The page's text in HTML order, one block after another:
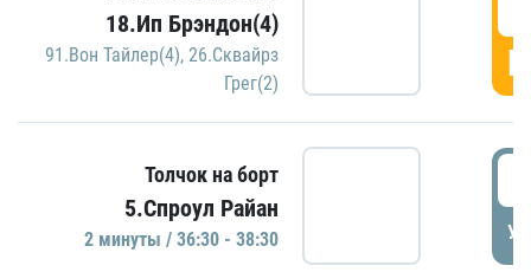
18.Ип Брэндон(4)
91.Вон Тайлер(4), 26.Сквайрз
Грег(2)
Толчок на борт
5.Спроул Райан
2 минуты / 36:30 - 38:30